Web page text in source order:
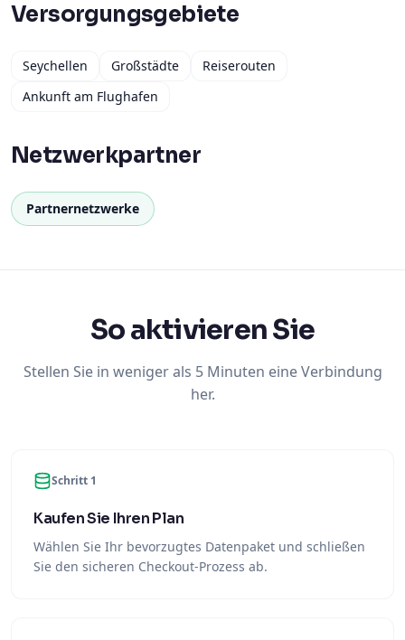
Versorgungsgebiete
Seychellen Großstädte
Reiserouten
Ankunft am Flughafen
Netzwerkpartner
Partnernetzwerke
So aktivieren Sie
Stellen Sie in weniger als 5 Minuten eine Verbindung
her.
Schritt 1
Kaufen Sie Ihren Plan
Wählen Sie Ihr bevorzugtes Datenpaket und schließen
Sie den sicheren Checkout-Prozess ab.